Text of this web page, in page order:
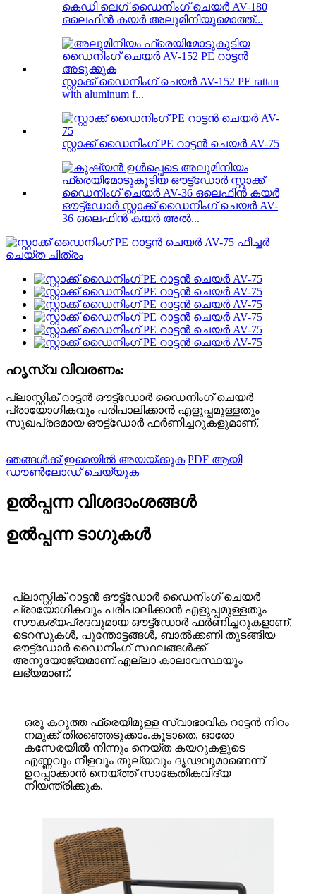
കെഡി ലെഗ് ഡൈനിംഗ് ചെയർ AV-180
ഒലെഫിൻ കയർ അലുമിനിയുമൊത്ത്...
സ്റ്റാക്ക് ഡൈനിംഗ് ചെയർ AV-152 PE rattan
with aluminum f...
സ്റ്റാക്ക് ഡൈനിംഗ് PE റാട്ടൻ ചെയർ AV-75
ഔട്ട്‌ഡോർ സ്റ്റാക്ക് ഡൈനിംഗ് ചെയർ AV-
36 ഒലെഫിൻ കയർ അൽ...
ഹൃസ്വ വിവരണം:
പ്ലാസ്റ്റിക് റാട്ടൻ ഔട്ട്‌ഡോർ ഡൈനിംഗ് ചെയർ
പ്രായോഗികവും പരിപാലിക്കാൻ എളുപ്പമുള്ളതും
സുഖപ്രദമായ ഔട്ട്‌ഡോർ ഫർണിച്ചറുകളുമാണ്,
ഞങ്ങൾക്ക് ഇമെയിൽ അയയ്ക്കുക PDF ആയി
ഡൗൺലോഡ് ചെയ്യുക
ഉൽപ്പന്ന വിശദാംശങ്ങൾ
ഉൽപ്പന്ന ടാഗുകൾ
പ്ലാസ്റ്റിക് റാട്ടൻ ഔട്ട്ഡോർ ഡൈനിംഗ് ചെയർ
പ്രായോഗികവും പരിപാലിക്കാൻ എളുപ്പമുള്ളതും
സൗകര്യപ്രദവുമായ ഔട്ട്ഡോർ ഫർണിച്ചറുകളാണ്,
ടെറസുകൾ, പൂന്തോട്ടങ്ങൾ, ബാൽക്കണി തുടങ്ങിയ
ഔട്ട്ഡോർ ഡൈനിംഗ് സ്ഥലങ്ങൾക്ക്
അനുയോജ്യമാണ്.എല്ലാ കാലാവസ്ഥയും
ലഭ്യമാണ്.
ഒരു കറുത്ത ഫ്രെയിമുള്ള സ്വാഭാവിക റാട്ടൻ നിറം
നമുക്ക് തിരഞ്ഞെടുക്കാം.കൂടാതെ, ഓരോ
കസേരയിൽ നിന്നും നെയ്ത കയറുകളുടെ
എണ്ണവും നീളവും തുല്യവും ദൃഢവുമാണെന്ന്
ഉറപ്പാക്കാൻ നെയ്ത്ത് സാങ്കേതികവിദ്യ
നിയന്ത്രിക്കുക.